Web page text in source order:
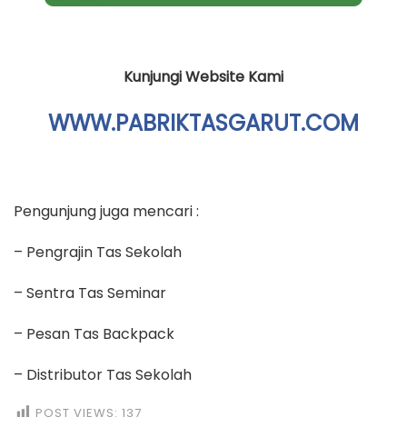
Kunjungi Website Kami
WWW.PABRIKTASGARUT.COM
Pengunjung juga mencari :
– Pengrajin Tas Sekolah
– Sentra Tas Seminar
– Pesan Tas Backpack
– Distributor Tas Sekolah
POST VIEWS: 137